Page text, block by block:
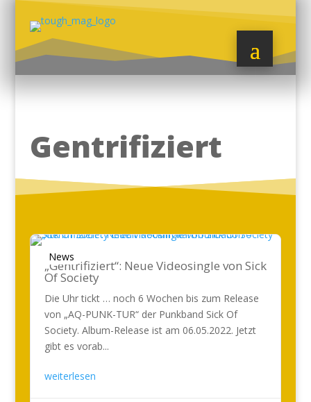
Gentrifiziert
News
„Gentrifiziert“: Neue Videosingle von Sick
Of Society
Die Uhr tickt … noch 6 Wochen bis zum Release
von „AQ-PUNK-TUR“ der Punkband Sick Of
Society. Album-Release ist am 06.05.2022. Jetzt
gibt es vorab...
weiterlesen